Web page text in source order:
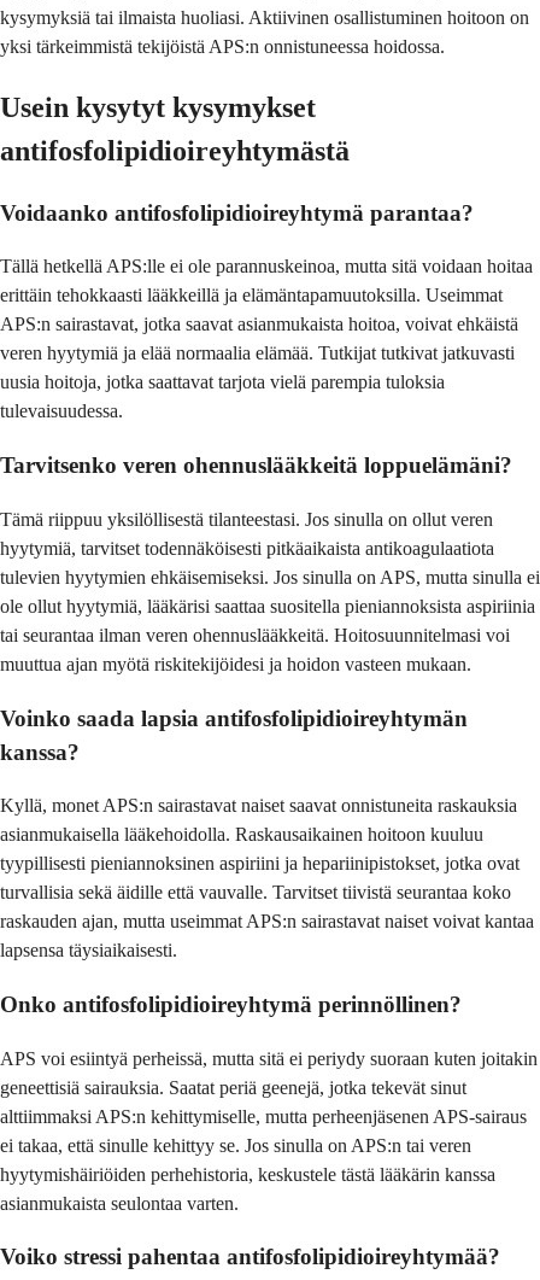
kysymyksiä tai ilmaista huoliasi. Aktiivinen osallistuminen hoitoon on
yksi tärkeimmistä tekijöistä APS:n onnistuneessa hoidossa.
Usein kysytyt kysymykset
antifosfolipidioireyhtymästä
Voidaanko antifosfolipidioireyhtymä parantaa?
Tällä hetkellä APS:lle ei ole parannuskeinoa, mutta sitä voidaan hoitaa
erittäin tehokkaasti lääkkeillä ja elämäntapamuutoksilla. Useimmat
APS:n sairastavat, jotka saavat asianmukaista hoitoa, voivat ehkäistä
veren hyytymiä ja elää normaalia elämää. Tutkijat tutkivat jatkuvasti
uusia hoitoja, jotka saattavat tarjota vielä parempia tuloksia
tulevaisuudessa.
Tarvitsenko veren ohennuslääkkeitä loppuelämäni?
Tämä riippuu yksilöllisestä tilanteestasi. Jos sinulla on ollut veren
hyytymiä, tarvitset todennäköisesti pitkäaikaista antikoagulaatiota
tulevien hyytymien ehkäisemiseksi. Jos sinulla on APS, mutta sinulla ei
ole ollut hyytymiä, lääkärisi saattaa suositella pieniannoksista aspiriinia
tai seurantaa ilman veren ohennuslääkkeitä. Hoitosuunnitelmasi voi
muuttua ajan myötä riskitekijöidesi ja hoidon vasteen mukaan.
Voinko saada lapsia antifosfolipidioireyhtymän
kanssa?
Kyllä, monet APS:n sairastavat naiset saavat onnistuneita raskauksia
asianmukaisella lääkehoidolla. Raskausaikainen hoitoon kuuluu
tyypillisesti pieniannoksinen aspiriini ja hepariinipistokset, jotka ovat
turvallisia sekä äidille että vauvalle. Tarvitset tiivistä seurantaa koko
raskauden ajan, mutta useimmat APS:n sairastavat naiset voivat kantaa
lapsensa täysiaikaisesti.
Onko antifosfolipidioireyhtymä perinnöllinen?
APS voi esiintyä perheissä, mutta sitä ei periydy suoraan kuten joitakin
geneettisiä sairauksia. Saatat periä geenejä, jotka tekevät sinut
alttiimmaksi APS:n kehittymiselle, mutta perheenjäsenen APS-sairaus
ei takaa, että sinulle kehittyy se. Jos sinulla on APS:n tai veren
hyytymishäiriöiden perhehistoria, keskustele tästä lääkärin kanssa
asianmukaista seulontaa varten.
Voiko stressi pahentaa antifosfolipidioireyhtymää?